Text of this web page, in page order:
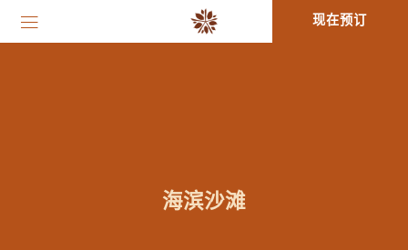
现在预订
海滨沙滩